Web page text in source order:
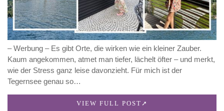
– Werbung – Es gibt Orte, die wirken wie ein kleiner Zauber.
Kaum angekommen, atmet man tiefer, lächelt öfter – und merkt,
wie der Stress ganz leise davonzieht. Für mich ist der
Tegernsee genau so…
VIEW FULL POST